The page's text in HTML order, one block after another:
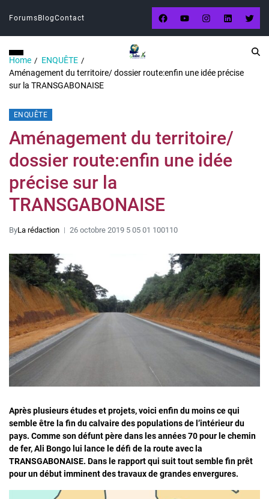
Forums BlogContact
Home
ENQUÊTE
Aménagement du territoire/ dossier route:enfin une idée précise
sur la TRANSGABONAISE
ENQUÊTE
Aménagement du territoire/
dossier route:enfin une idée
précise sur la
TRANSGABONAISE
ByLa rédaction 26 octobre 2019 5 05 01 100110
Après plusieurs études et projets, voici enfin du moins ce qui
semble être la fin du calvaire des populations de l’intérieur du
pays. Comme son défunt père dans les années 70 pour le chemin
de fer, Ali Bongo lui lance le défi de la route avec la
TRANSGABONAISE. Dans le rapport qui suit tout semble fin prêt
pour un début imminent des travaux de grandes envergures.